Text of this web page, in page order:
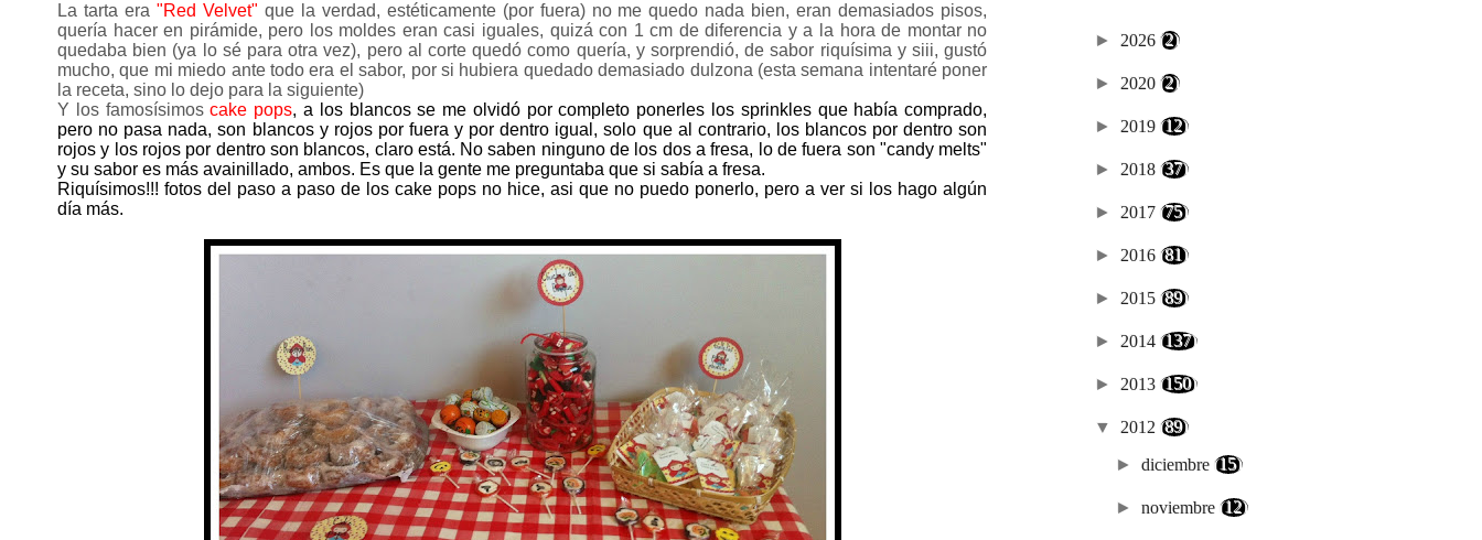
La tarta era "Red Velvet" que la verdad, estéticamente (por fuera) no me quedo nada bien, eran demasiados pisos,
quería hacer en pirámide, pero los moldes eran casi iguales, quizá con 1 cm de diferencia y a la hora de montar no
quedaba bien (ya lo sé para otra vez), pero al corte quedó como quería, y sorprendió, de sabor riquísima y siii, gustó
mucho, que mi miedo ante todo era el sabor, por si hubiera quedado demasiado dulzona (esta semana intentaré poner
la receta, sino lo dejo para la siguiente)
Y los famosísimoscake pops, a los blancos se me olvidó por completo ponerles los sprinkles que había comprado,
pero no pasa nada, son blancos y rojos por fuera y por dentro igual, solo que al contrario, los blancos por dentro son
rojos y los rojos por dentro son blancos, claro está. No saben ninguno de los dos a fresa, lo de fuera son "candy melts"
y su sabor es más avainillado, ambos. Es que la gente me preguntaba que si sabía a fresa.
Riquísimos!!! fotos del paso a paso de los cake pops no hice, asi que no puedo ponerlo, pero a ver si los hago algún
día más.
► 2026 (2)
► 2020 (2)
► 2019 (12)
► 2018 (37)
► 2017 (75)
► 2016 (81)
► 2015 (89)
► 2014 (137)
► 2013 (150)
▼ 2012 (89)
►diciembre (15)
►noviembre (12)